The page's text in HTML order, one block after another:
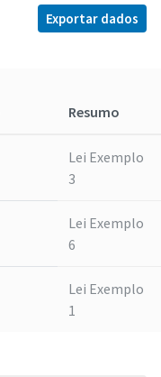
Exportar dados
Resumo
Lei Exemplo
3
Lei Exemplo
6
Lei Exemplo
1